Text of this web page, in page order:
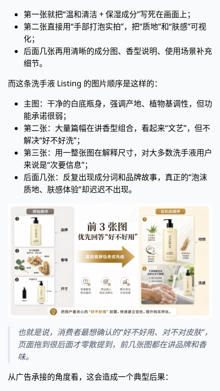
第一张就把“温和清洁 + 保湿成分”写死在画面上；
第二张直接用“手部打泡实拍”，把“质地”和“肤感”可视
化；
后面几张再用清晰的成分图、香型说明、使用场景补充
细节。
而这条洗手液 Listing 的图片顺序是这样的：
主图：干净的白底瓶身，强调产地、植物基调性，但功
能承诺很弱；
第二张：大量篇幅在讲香型组合，看起来“文艺”，但不
解决“好不好洗”；
第三张：用一整张图在解释尺寸，对大多数洗手液用户
来说是“次要信息”；
后面几张：反复出现成分词和品牌故事，真正的“泡沫
质地、肤感体验”却迟迟不出现。
也就是说，消费者最想确认的“好不好用、对不对皮肤”，
页面拖到很后面才零散提到，前几张图都在讲品牌和香
味。
从广告承接的角度看，这会造成一个典型后果：